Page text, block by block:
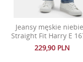
Jeansy męskie
Straight Fit Harry E
229,90 PLN